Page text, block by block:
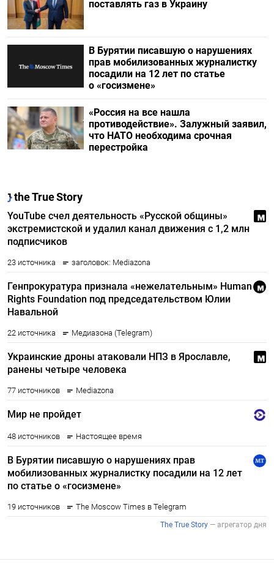
поставлять газ в Украину
В Бурятии писавшую о нарушениях
прав мобилизованных журналистку
посадили на 12 лет по статье
о «госизмене»
«Россия на все нашла
противодействие». Залужный заявил,
что НАТО необходима срочная
перестройка